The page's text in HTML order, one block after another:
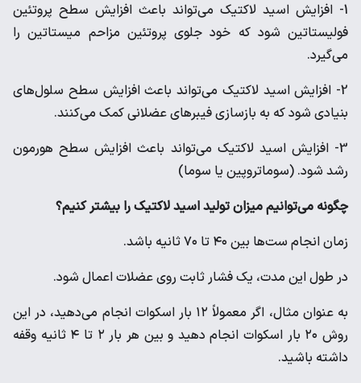
1- افزایش اسید لاکتیک می‌تواند باعث افزایش سطح پروتئین
فولیستاتین شود که خود جلوی پروتئین مزاحم میستاتین را
می‌گیرد.
2- افزایش اسید لاکتیک می‌تواند باعث افزایش سطح سلول‌های
بنیادی شود که به بازسازی فیبرهای عضلانی کمک می‌کنند.
3- افزایش اسید لاکتیک می‌تواند باعث افزایش سطح هورمون
رشد شود. (سوماتروپین یا سوما)
چگونه می‌توانیم میزان تولید اسید لاکتیک را بیشتر کنیم؟
زمان انجام ست‌ها بین ۴۰ تا ۷۰ ثانیه باشد.
در طول این مدت، یک فشار ثابت روی عضلات اعمال شود.
به عنوان مثال، اگر معمولاً ۱۲ بار اسکوات انجام می‌دهید، در این
روش ۲۰ بار اسکوات انجام دهید و بین هر بار ۲ تا ۴ ثانیه وقفه
داشته باشید.